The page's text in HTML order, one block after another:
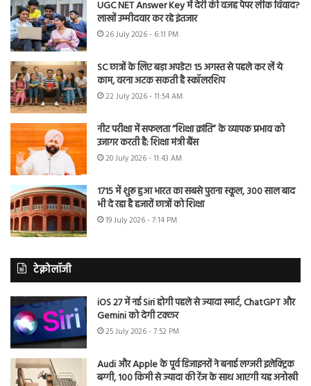
UGC NET Answer Key में देरी की वजह पेपर लीक विवाद?
लाखों उम्मीदवार कर रहे इंतजार
26 July 2026 - 6:11 PM
SC छात्रों के लिए बड़ा अपडेट! 15 अगस्त से पहले कर लें ये
काम, वरना अटक सकती है स्कॉलरशिप
22 July 2026 - 11:54 AM
नीट परीक्षा में सफलता “शिक्षा क्रांति” के व्यापक प्रभाव को
उजागर करती है: शिक्षा मंत्री बैंस
20 July 2026 - 11:43 AM
1715 में शुरू हुआ भारत का सबसे पुराना स्कूल, 300 साल बाद
भी दे रहा है हजारों छात्रों को शिक्षा
19 July 2026 - 7:14 PM
टेक्नोलॉजी
iOS 27 में नई Siri होगी पहले से ज्यादा स्मार्ट, ChatGPT और
Gemini को देगी टक्कर
25 July 2026 - 7:52 PM
Audi और Apple के पूर्व डिजाइनरों ने बनाई लग्जरी इलेक्ट्रिक
बग्गी, 100 किमी से ज्यादा की रेंज के साथ आएगी यह अनोखी